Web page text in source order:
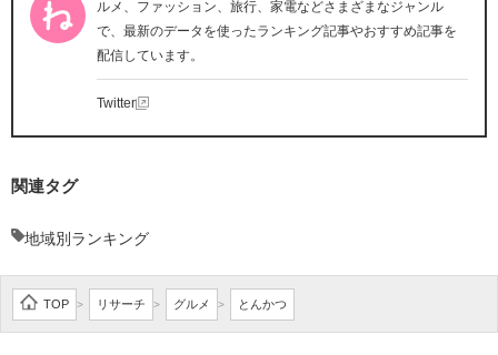
ルメ、ファッション、旅行、家電などさまざまなジャンル
で、最新のデータを使ったランキング記事やおすすめ記事を
配信しています。
Twitter
関連タグ
地域別ランキング
TOP > リサーチ > グルメ > とんかつ